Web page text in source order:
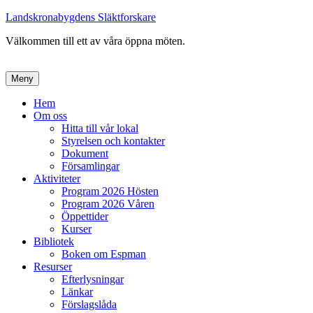
Landskronabygdens Släktforskare
Välkommen till ett av våra öppna möten.
Meny
Primär
meny
Hem
Om oss
Hitta till vår lokal
Styrelsen och kontakter
Dokument
Församlingar
Aktiviteter
Program 2026 Hösten
Program 2026 Våren
Öppettider
Kurser
Bibliotek
Boken om Espman
Resurser
Efterlysningar
Länkar
Förslagslåda